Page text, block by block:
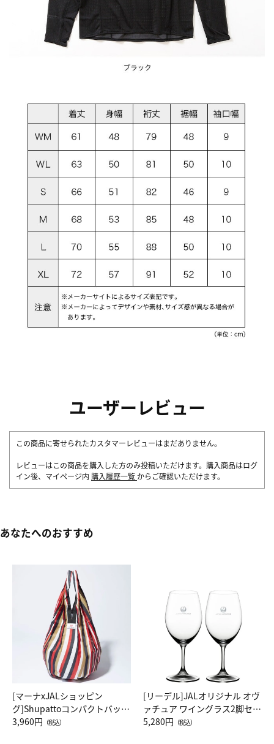
ユーザーレビュー
この商品に寄せられたカスタマーレビューはまだありません。
レビューはこの商品を購入した方のみ投稿いただけます。購入商品はログ
イン後、マイページ内 購入履歴一覧 からご確認いただけます。
あなたへのおすすめ
[マーナxJALショッピン
グ]Shupattoコンパクトバッグ
Drop JAL客室乗務員（LC）ス
3,960円 （税込）
[リーデル]JALオリジナル オヴ
ァチュア ワイングラス2脚セッ
ト（レッドワイン）
5,280円 （税込）